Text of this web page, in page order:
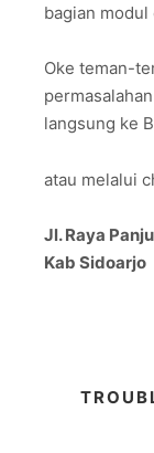
bagian modul
Oke teman-
langsung ke
atau melalui
Jl. Raya
Kab Sidoarjo